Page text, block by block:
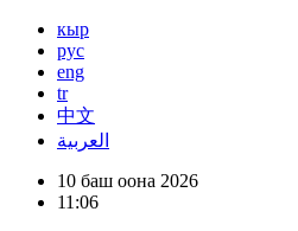
кыр
рус
eng
tr
中文
العربية
10 баш оона 2026
11:06